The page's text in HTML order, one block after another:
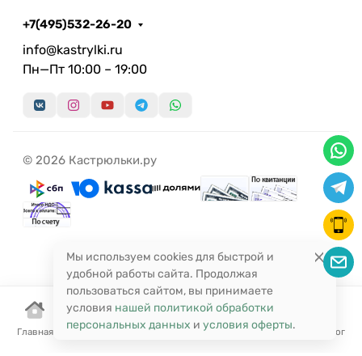
Главная Корзина Избранное Сравнение Поиск Каталог
+7(495)532-26-20
info@kastrylki.ru
Пн—Пт 10:00 – 19:00
© 2026 Кастрюльки.ру
Мы используем cookies для быстрой и
удобной работы сайта. Продолжая
пользоваться сайтом, вы принимаете
условия нашей политикой обработки
персональных данных и условия оферты.